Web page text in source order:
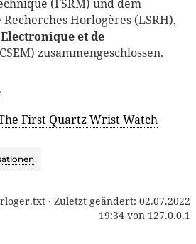
(FSRM) und dem
Horlogères (LSRH),
et de
zusammengeschlossen.
First Quartz Wrist Watch
· Zuletzt geändert: 02.07.2022
19:34 von 127.0.0.1